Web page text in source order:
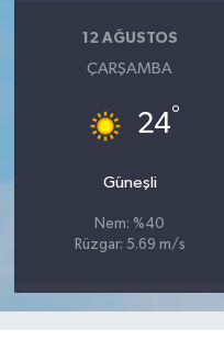
12 AĞUSTOS
ÇARŞAMBA
24°
Güneşli
Nem: %40
Rüzgar: 5.69 m/s